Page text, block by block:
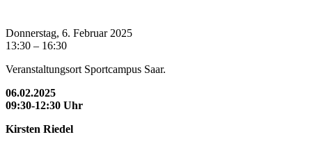
Donnerstag, 6. Februar 2025
13:30 – 16:30
Veranstaltungsort Sportcampus Saar.
06.02.2025
09:30-12:30 Uhr
Kirsten Riedel